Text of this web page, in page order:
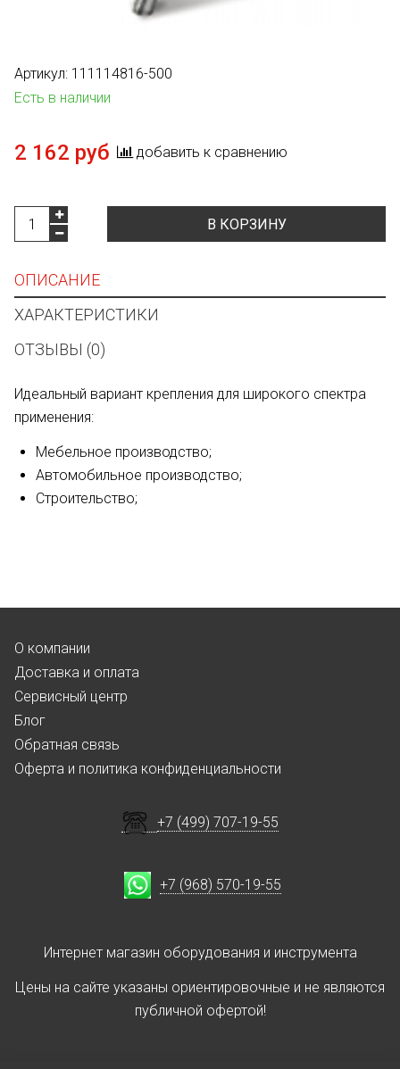
Артикул: 111114816-500
Есть в наличии
2 162 руб добавить к сравнению
В КОРЗИНУ
ОПИСАНИЕ
ХАРАКТЕРИСТИКИ
ОТЗЫВЫ (0)
Идеальный вариант крепления для широкого спектра
применения:
Мебельное производство;
Автомобильное производство;
Строительство;
О компании
Доставка и оплата
Сервисный центр
Блог
Обратная связь
Оферта и политика конфиденциальности
+7 (499) 707-19-55
+7 (968) 570-19-55
Интернет магазин оборудования и инструмента
Цены на сайте указаны ориентировочные и не являются
публичной офертой!